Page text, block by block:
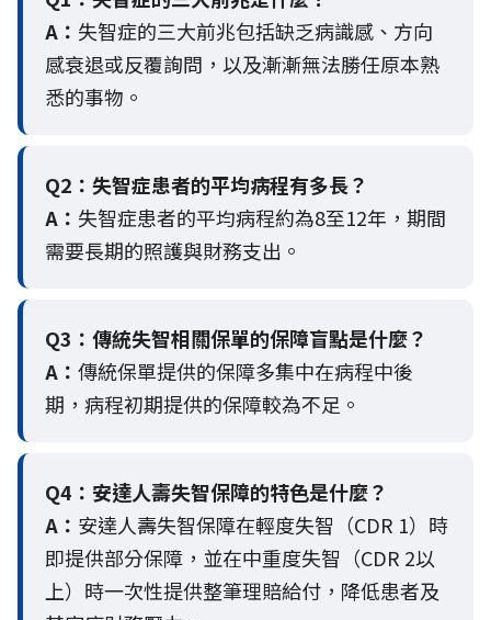
A： 失智症的三大前兆包括缺乏病識感、方向
感衰退或反覆詢問，以及漸漸無法勝任原本熟
悉的事物。
Q2： 失智症患者的平均病程有多長？
A： 失智症患者的平均病程約為8至12年，期間
需要長期的照護與財務支出。
Q3： 傳統失智相關保單的保障盲點是什麼？
A： 傳統保單提供的保障多集中在病程中後
期，病程初期提供的保障較為不足。
Q4： 安達人壽失智保障的特色是什麼？
A： 安達人壽失智保障在輕度失智（CDR 1）時
即提供部分保障，並在中重度失智（CDR 2以
上）時一次性提供整筆理賠給付，降低患者及